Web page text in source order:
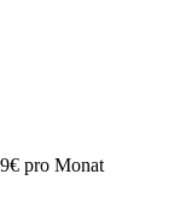
pro Monat